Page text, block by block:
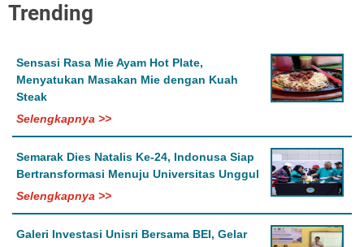
Trending
Sensasi Rasa Mie Ayam Hot Plate,
Menyatukan Masakan Mie dengan Kuah
Steak
Selengkapnya >>
Semarak Dies Natalis Ke-24, Indonusa Siap
Bertransformasi Menuju Universitas Unggul
Selengkapnya >>
Galeri Investasi Unisri Bersama BEI, Gelar